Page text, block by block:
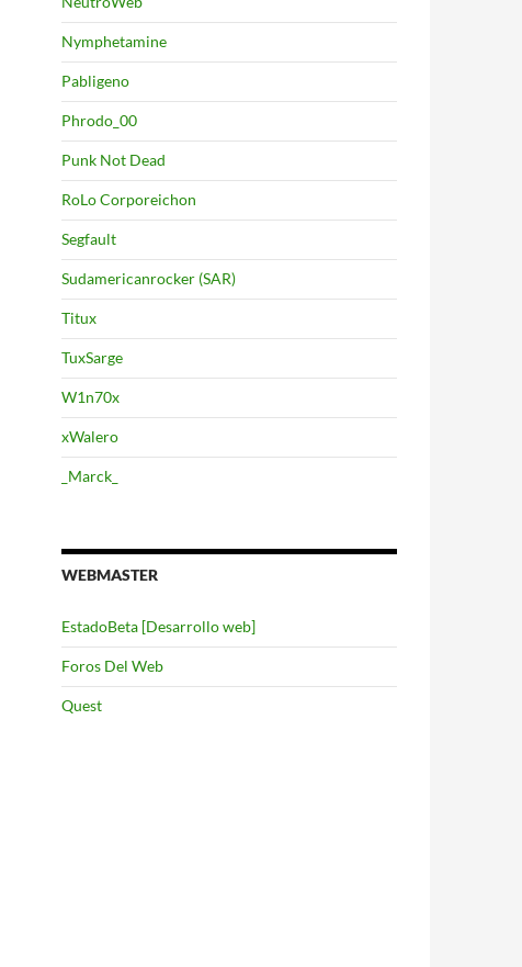
Nymphetamine
Pabligeno
Phrodo_00
Punk Not Dead
RoLo Corporeichon
Segfault
Sudamericanrocker (SAR)
Titux
TuxSarge
W1n70x
xWalero
_Marck_
WEBMASTER
EstadoBeta [Desarrollo web]
Foros Del Web
Quest